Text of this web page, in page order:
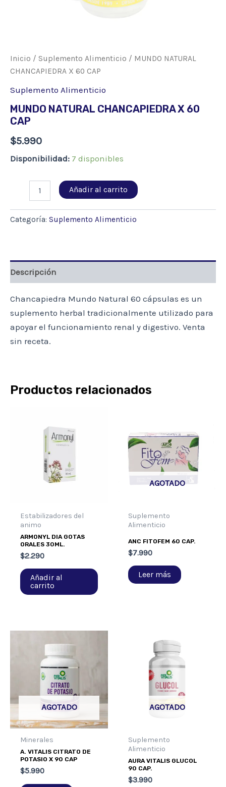
Inicio / Suplemento Alimenticio / MUNDO NATURAL
CHANCAPIEDRA X 60 CAP
Suplemento Alimenticio
MUNDO NATURAL CHANCAPIEDRA X 60
CAP
$5.990
Disponibilidad: 7 disponibles
X
Añadir al carrito
Categoría: Suplemento Alimenticio
Descripción
Chancapiedra Mundo Natural 60 cápsulas es un
suplemento herbal tradicionalmente utilizado para
apoyar el funcionamiento renal y digestivo. Venta
sin receta.
Productos relacionados
Estabilizadores del
animo
ARMONYL DIA GOTAS
ORALES 30ML.
$2.290
Añadir al
carrito
AGOTADO
Suplemento
Alimenticio
ANC FITOFEM 60 CAP.
$7.990
Leer más
AGOTADO
Minerales
A. VITALIS CITRATO DE
POTASIO X 90 CAP
$5.990
AGOTADO
Suplemento
Alimenticio
AURA VITALIS GLUCOL
90 CAP.
$3.990